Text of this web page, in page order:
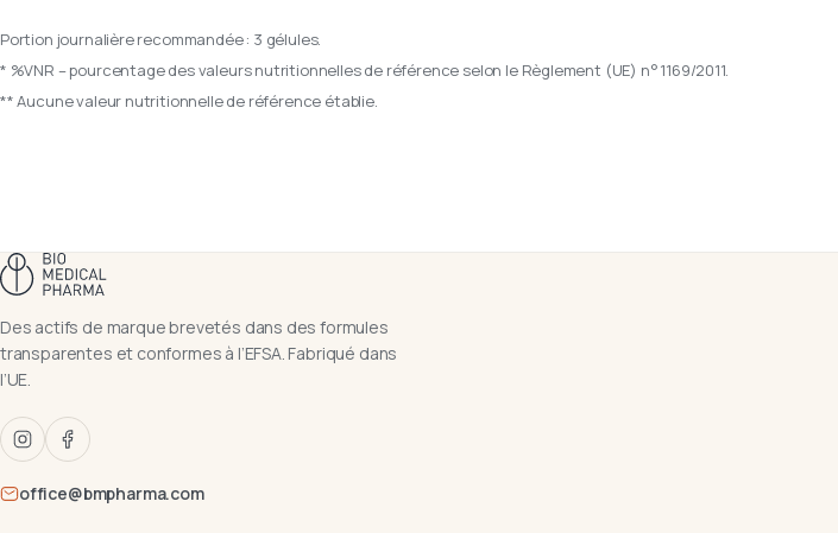
Portion journalière recommandée : 3 gélules.
* %VNR – pourcentage des valeurs nutritionnelles de référence selon le Règlement (UE) n° 1169/2011.
** Aucune valeur nutritionnelle de référence établie.
Des actifs de marque brevetés dans des formules
transparentes et conformes à l’EFSA. Fabriqué dans
l’UE.
office@bmpharma.com